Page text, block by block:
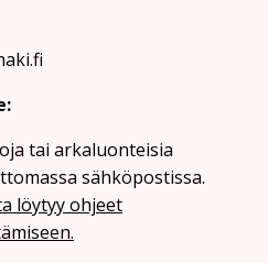
tai arkaluonteisia
sähköpostissa.
löytyy ohjeet